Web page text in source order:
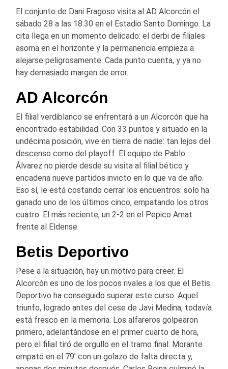
El conjunto de Dani Fragoso visita al AD Alcorcón el
sábado 28 a las 18:30 en el Estadio Santo Domingo. La
cita llega en un momento delicado: el derbi de filiales
asoma en el horizonte y la permanencia empieza a
alejarse peligrosamente. Cada punto cuenta, y ya no
hay demasiado margen de error.
AD Alcorcón
El filial verdiblanco se enfrentará a un Alcorcón que ha
encontrado estabilidad. Con 33 puntos y situado en la
undécima posición, vive en tierra de nadie: tan lejos del
descenso como del playoff. El equipo de Pablo
Álvarez no pierde desde su visita al filial bético y
encadena nueve partidos invicto en lo que va de año.
Eso sí, le está costando cerrar los encuentros: solo ha
ganado uno de los últimos cinco, empatando los otros
cuatro. El más reciente, un 2-2 en el Pepico Amat
frente al Eldense.
Betis Deportivo
Pese a la situación, hay un motivo para creer. El
Alcorcón es uno de los pocos rivales a los que el Betis
Deportivo ha conseguido superar este curso. Aquel
triunfo, logrado antes del cese de Javi Medina, todavía
está fresco en la memoria. Los alfareros golpearon
primero, adelantándose en el primer cuarto de hora,
pero el filial tiró de orgullo en el tramo final: Morante
empató en el 79’ con un golazo de falta directa y,